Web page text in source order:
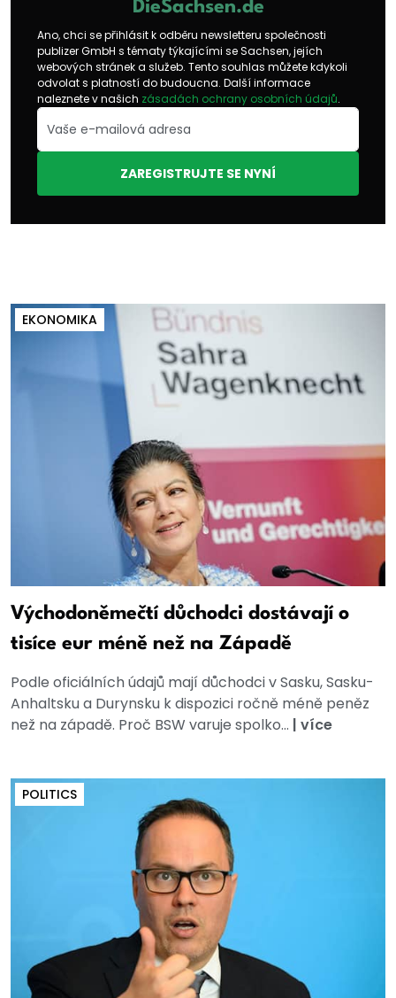
DieSachsen.de
Ano, chci se přihlásit k odběru newsletteru společnosti
publizer GmbH s tématy týkajícími se Sachsen, jejích
webových stránek a služeb. Tento souhlas můžete kdykoli
odvolat s platností do budoucna. Další informace
naleznete v našich zásadách ochrany osobních údajů.
ZAREGISTRUJTE SE NYNÍ
EKONOMIKA
Východoněmečtí důchodci dostávají o
tisíce eur méně než na Západě
Podle oficiálních údajů mají důchodci v Sasku, Sasku-
Anhaltsku a Durynsku k dispozici ročně méně peněz
než na západě. Proč BSW varuje spolko... | více
POLITICS